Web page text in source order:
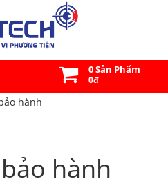
0 Sản Phẩm
0đ
hành
hành